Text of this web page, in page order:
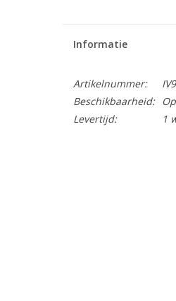
Informatie
Artikelnummer:
Beschikbaarheid:
Levertijd:
1